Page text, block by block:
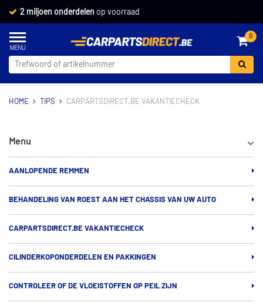
2 miljoen onderdelen op voorraad
0
HOME TIPS CARPARTSDIRECT.BE VAKANTIECHECK
Menu
AANLOPENDE REMMEN
BEHANDELING VAN ROEST AAN HET CHASSIS VAN UW AUTO
CARPARTSDIRECT.BE VAKANTIECHECK
CILINDERKOPONDERDELEN EN PAKKINGEN
CONTROLEER OF DE VLOEISTOFFEN OP PEIL ZIJN